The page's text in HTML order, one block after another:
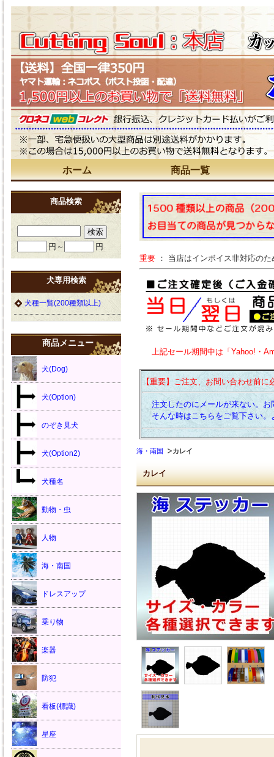
ホーム 商品一覧
重要 ： 当店はインボイス非対応の
上記セール期間中は「Yahoo!・
【重要】ご注文、お問い合わせ前に
注文したのにメールが来ない。お
そんな時はこちらをご覧下さい。
海・南国 カレイ
カレイ
商品検索
円～ 円
犬専用検索
犬種一覧(200種類以上)
商品メニュー
犬(Dog)
犬(Option)
のぞき見犬
犬(Option2)
犬種名
動物・虫
人物
海・南国
ドレスアップ
乗り物
楽器
防犯
看板(標識)
星座